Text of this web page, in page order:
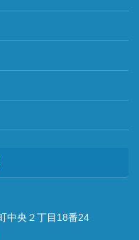
中央２丁目18番24